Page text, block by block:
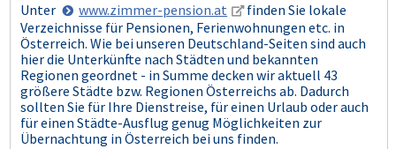
Unter
www.zimmer-pension.at
finden Sie lokale
Verzeichnisse für Pensionen, Ferienwohnungen etc. in
Österreich. Wie bei unseren Deutschland-Seiten sind auch
hier die Unterkünfte nach Städten und bekannten
Regionen geordnet - in Summe decken wir aktuell 43
größere Städte bzw. Regionen Österreichs ab. Dadurch
sollten Sie für Ihre Dienstreise, für einen Urlaub oder auch
für einen Städte-Ausflug genug Möglichkeiten zur
Übernachtung in Österreich bei uns finden.